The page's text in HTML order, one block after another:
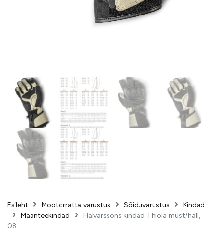
Esileht Mootorratta varustus Sõiduvarustus
Kindad
Maanteekindad
Halvarssons kindad Thiola must/hall,
08